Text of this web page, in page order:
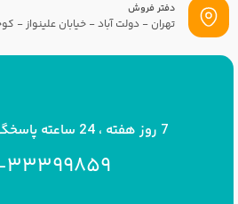
دفتر فروش
تهران - دولت آباد - خیابان علینواز -
7 روز هفته ، 24 ساعته پاسخگوی شما هستیم
33399859